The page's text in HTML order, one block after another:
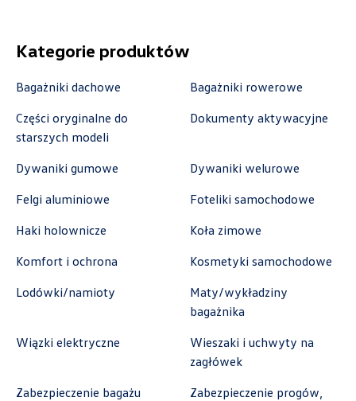
Auto-Gazda
ul. Warszawska 360, Bielsko-Biała
+48 338 223 010
marcin.fujawa@vw.auto-gazda.pl
ul. Zakładowa 18, Kielce
czesci@vwautocentrum.com.pl
Autoremo
Kategorie produktów
Bagażniki dachowe
Bagażniki rowerowe
Części oryginalne do
starszych modeli
Dokumenty aktywacyjne
Dywaniki gumowe
Dywaniki welurowe
Felgi aluminiowe
Foteliki samochodowe
Haki holownicze
Koła zimowe
Komfort i ochrona
Kosmetyki samochodowe
Lodówki/namioty
Maty/wykładziny
bagażnika
Wiązki elektryczne
Wieszaki i uchwyty na
zagłówek
Zabezpieczenie bagażu
Zabezpieczenie progów,